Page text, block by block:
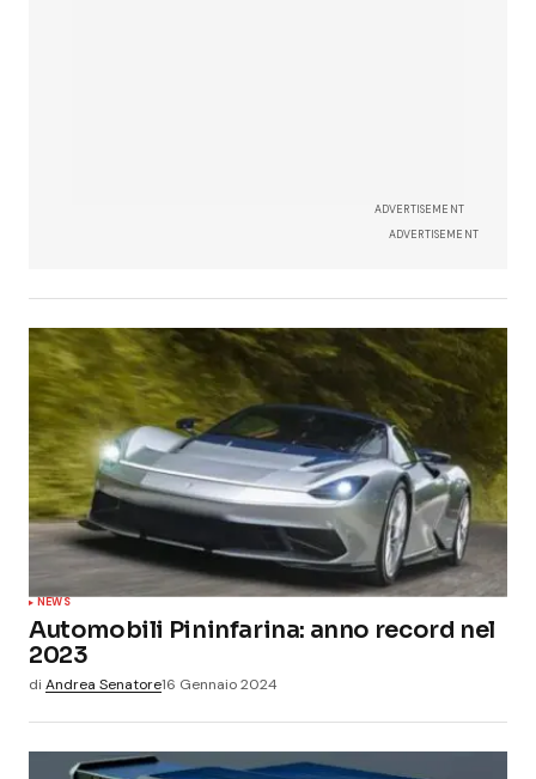
ADVERTISEMENT
ADVERTISEMENT
NEWS
Automobili Pininfarina: anno record nel
2023
di Andrea Senatore16 Gennaio 2024